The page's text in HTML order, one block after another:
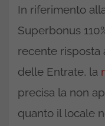
In riferimento
Superbonus
recente risposta
delle Entrate, la
precisa la non
quanto il locale